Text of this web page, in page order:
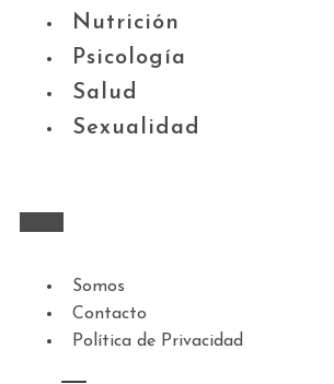
Nutrición
Psicología
Salud
Sexualidad
Somos
Contacto
Política de Privacidad